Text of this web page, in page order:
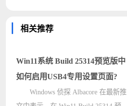
相关推荐
Win11系统 Build 25314预览版中
如何启用USB4专用设置页面?
Windows 侦探 Albacore 在最新推